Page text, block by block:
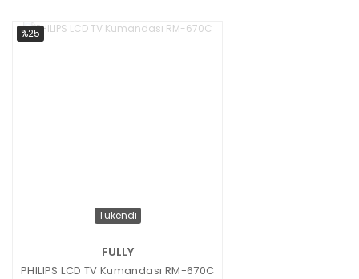
%25
Tükendi
FULLY
PHILIPS LCD TV Kumandası RM-670C